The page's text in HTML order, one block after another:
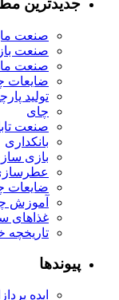
جدیدترین
صنعت
صنعت
صنعت
ضایعات
تولید
چای
صنعت
بانکداری
بازی
ضایعات
آموزش
غذاهای
تاریخچه
پیوندها
ایده